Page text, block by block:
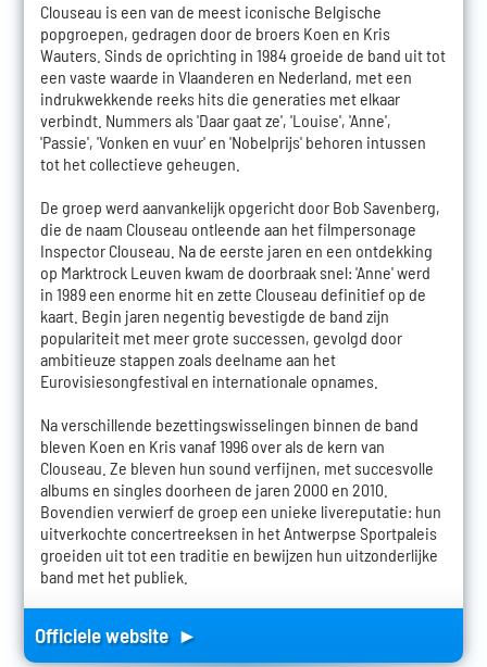
Clouseau is een van de meest iconische Belgische
popgroepen, gedragen door de broers Koen en Kris
Wauters. Sinds de oprichting in 1984 groeide de band uit tot
een vaste waarde in Vlaanderen en Nederland, met een
indrukwekkende reeks hits die generaties met elkaar
verbindt. Nummers als 'Daar gaat ze', 'Louise', 'Anne',
'Passie', 'Vonken en vuur' en 'Nobelprijs' behoren intussen
tot het collectieve geheugen.
De groep werd aanvankelijk opgericht door Bob Savenberg,
die de naam Clouseau ontleende aan het filmpersonage
Inspector Clouseau. Na de eerste jaren en een ontdekking
op Marktrock Leuven kwam de doorbraak snel: 'Anne' werd
in 1989 een enorme hit en zette Clouseau definitief op de
kaart. Begin jaren negentig bevestigde de band zijn
populariteit met meer grote successen, gevolgd door
ambitieuze stappen zoals deelname aan het
Eurovisiesongfestival en internationale opnames.
Na verschillende bezettingswisselingen binnen de band
bleven Koen en Kris vanaf 1996 over als de kern van
Clouseau. Ze bleven hun sound verfijnen, met succesvolle
albums en singles doorheen de jaren 2000 en 2010.
Bovendien verwierf de groep een unieke livereputatie: hun
uitverkochte concertreeksen in het Antwerpse Sportpaleis
groeiden uit tot een traditie en bewijzen hun uitzonderlijke
band met het publiek.
Officiele website ►